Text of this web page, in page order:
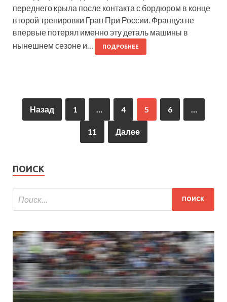
переднего крыла после контакта с бордюром в конце
второй тренировки Гран При России. Француз не
впервые потерял именно эту деталь машины в
нынешнем сезоне и…
ПОДРОБНЕЕ
Назад 1 … 4 5 6 …
11 Далее
ПОИСК